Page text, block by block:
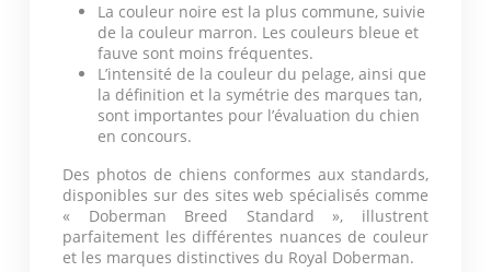
La couleur noire est la plus commune, suivie
de la couleur marron. Les couleurs bleue et
fauve sont moins fréquentes.
L’intensité de la couleur du pelage, ainsi que
la définition et la symétrie des marques tan,
sont importantes pour l’évaluation du chien
en concours.
Des photos de chiens conformes aux standards,
disponibles sur des sites web spécialisés comme
« Doberman Breed Standard », illustrent
parfaitement les différentes nuances de couleur
et les marques distinctives du Royal Doberman.